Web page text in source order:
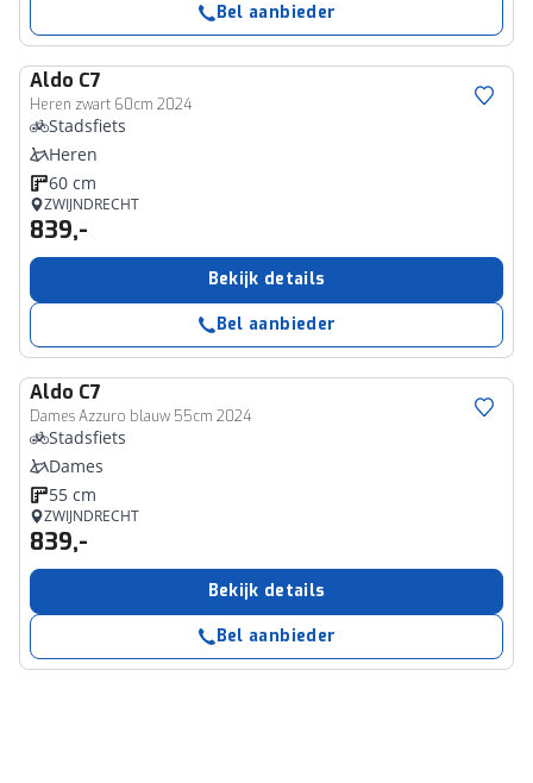
Bel aanbieder
Aldo C7
Heren zwart 60cm 2024
Stadsfiets
Heren
60 cm
ZWIJNDRECHT
839,-
Bekijk details
Bel aanbieder
Aldo C7
Dames Azzuro blauw 55cm 2024
Stadsfiets
Dames
55 cm
ZWIJNDRECHT
839,-
Bekijk details
Bel aanbieder